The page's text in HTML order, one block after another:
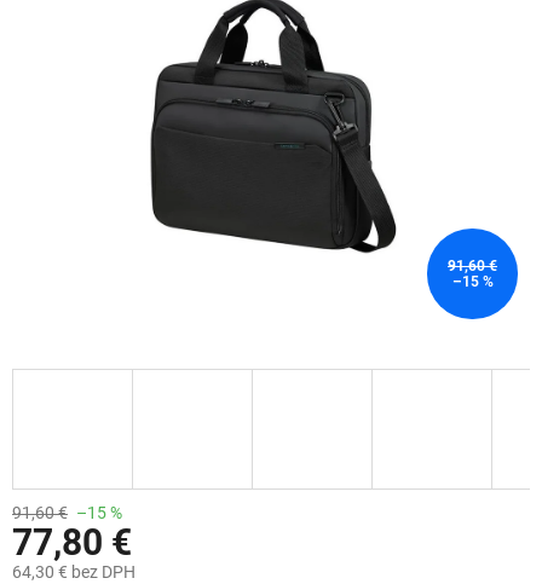
91,60 €
–15 %
91,60 € –15 %
77,80 €
64,30 € bez DPH